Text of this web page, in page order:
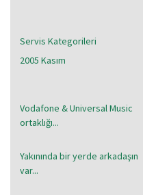
Servis Kategorileri
2005 Kasım
Vodafone & Universal Music
ortaklığı...
Yakınında bir yerde arkadaşın
var...